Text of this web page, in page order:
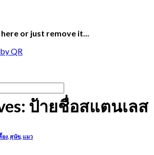
or just remove it...
ป้ายชื่อสแตนเลส
ยง สุนัข แมว